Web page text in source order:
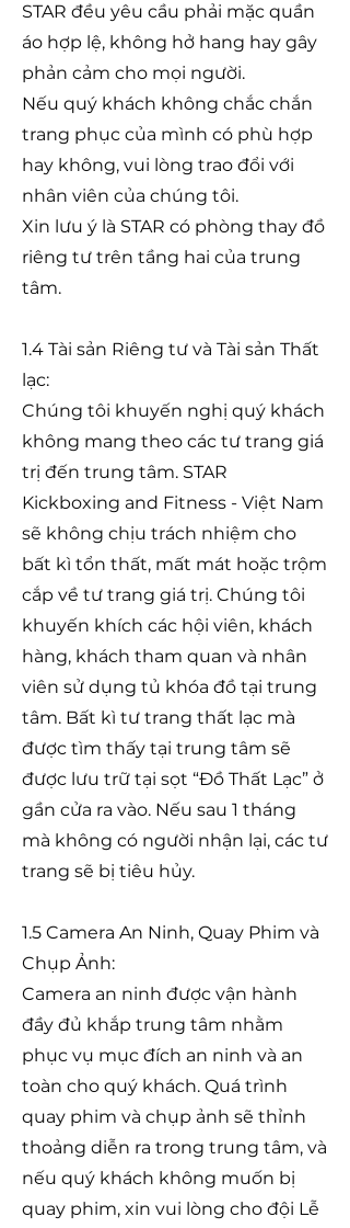
STAR đều yêu cầu phải mặc quần
áo hợp lệ, không hở hang hay gây
phản cảm cho mọi người.
Nếu quý khách không chắc chắn
trang phục của mình có phù hợp
hay không, vui lòng trao đổi với
nhân viên của chúng tôi.
Xin lưu ý là STAR có phòng thay đồ
riêng tư trên tầng hai của trung
tâm.
1.4 Tài sản Riêng tư và Tài sản Thất
lạc:
Chúng tôi khuyến nghị quý khách
không mang theo các tư trang giá
trị đến trung tâm. STAR
Kickboxing and Fitness - Việt Nam
sẽ không chịu trách nhiệm cho
bất kì tổn thất, mất mát hoặc trộm
cắp về tư trang giá trị. Chúng tôi
khuyến khích các hội viên, khách
hàng, khách tham quan và nhân
viên sử dụng tủ khóa đồ tại trung
tâm. Bất kì tư trang thất lạc mà
được tìm thấy tại trung tâm sẽ
được lưu trữ tại sọt “Đồ Thất Lạc” ở
gần cửa ra vào. Nếu sau 1 tháng
mà không có người nhận lại, các tư
trang sẽ bị tiêu hủy.
1.5 Camera An Ninh, Quay Phim và
Chụp Ảnh:
Camera an ninh được vận hành
đầy đủ khắp trung tâm nhằm
phục vụ mục đích an ninh và an
toàn cho quý khách. Quá trình
quay phim và chụp ảnh sẽ thỉnh
thoảng diễn ra trong trung tâm, và
nếu quý khách không muốn bị
quay phim, xin vui lòng cho đội Lễ